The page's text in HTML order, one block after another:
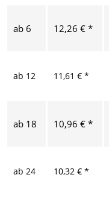
ab 6 12,26 € *
ab 12 11,61 € *
ab 18 10,96 € *
ab 24 10,32 € *